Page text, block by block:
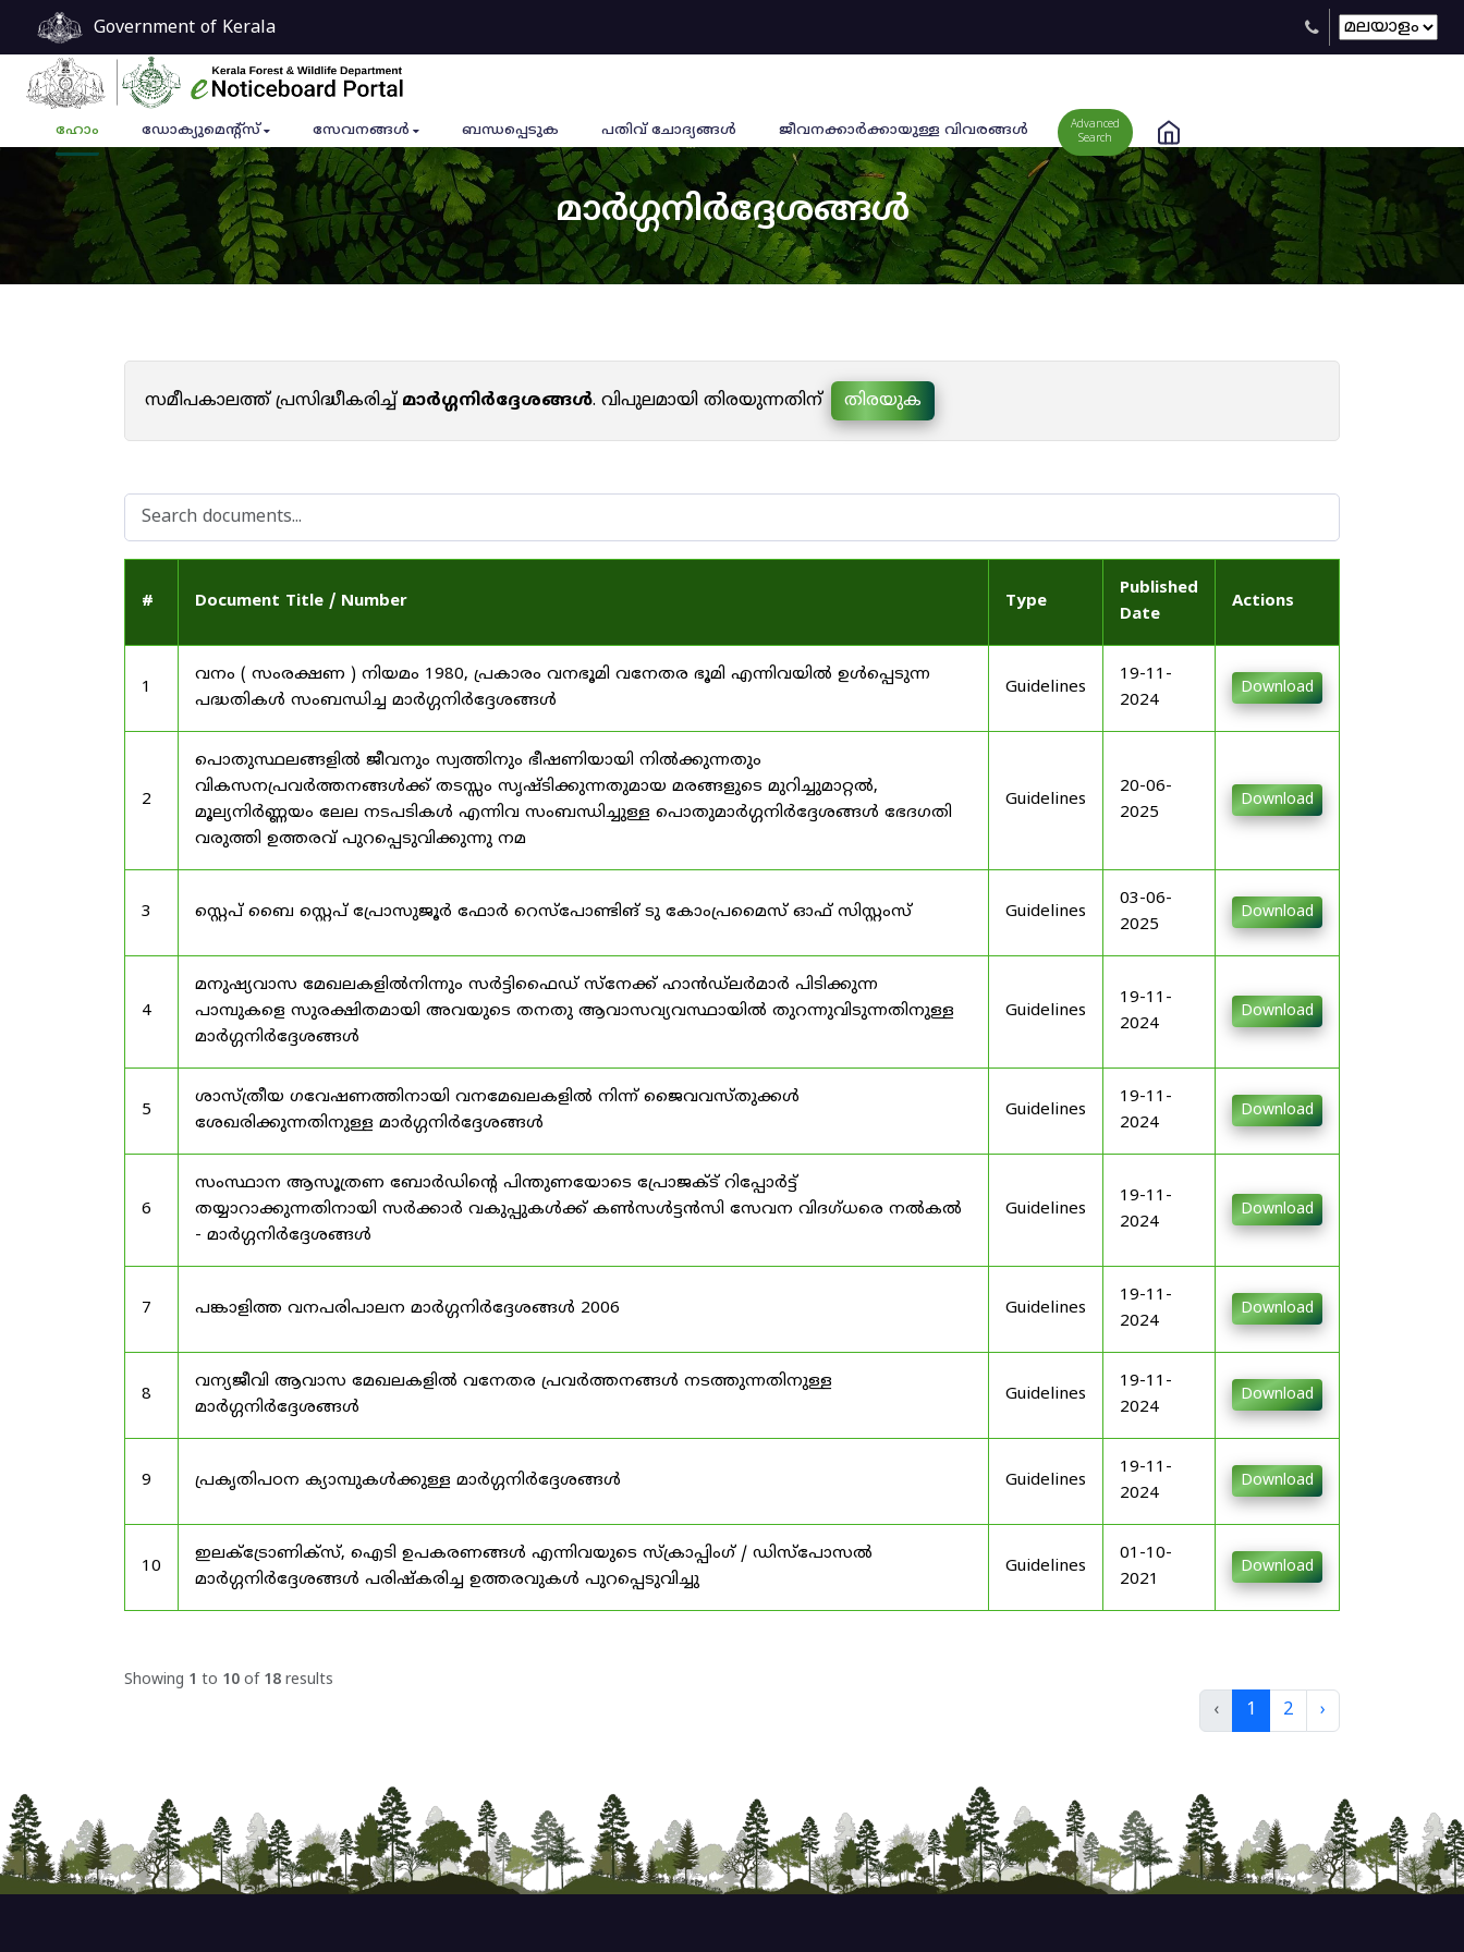
Government of Kerala
ഹോം ഡോക്യുമെൻ്റ്സ് സേവനങ്ങൾ ബന്ധപ്പെടുക പതിവ് ചോദ്യങ്ങൾ ജീവനക്കാര്‍ക്കായുള്ള വിവരങ്ങള്‍
Advanced
Search
മാർഗ്ഗനിർദ്ദേശങ്ങൾ
സമീപകാലത്ത് പ്രസിദ്ധീകരിച്ച്മാർഗ്ഗനിർദ്ദേശങ്ങൾ. വിപുലമായി തിരയുന്നതിന് തിരയുക
# Document Title / Number Type
Published
Date
Actions
1
വനം ( സംരക്ഷണ ) നിയമം 1980, പ്രകാരം വനഭൂമി വനേതര ഭൂമി എന്നിവയിൽ ഉൾപ്പെടുന്ന
പദ്ധതികൾ സംബന്ധിച്ച മാർഗ്ഗനിർദ്ദേശങ്ങൾ
Guidelines
19-11-
2024
Download
2
പൊതുസ്ഥലങ്ങളിൽ ജീവനും സ്വത്തിനും ഭീഷണിയായി നിൽക്കുന്നതും
വികസനപ്രവർത്തനങ്ങൾക്ക് തടസ്സം സൃഷ്ടിക്കുന്നതുമായ മരങ്ങളുടെ മുറിച്ചുമാറ്റൽ,
മൂല്യനിർണ്ണയം ലേല നടപടികൾ എന്നിവ സംബന്ധിച്ചുള്ള പൊതുമാർഗ്ഗനിർദ്ദേശങ്ങൾ ഭേദഗതി
വരുത്തി ഉത്തരവ് പുറപ്പെടുവിക്കുന്നു നമ
Guidelines
20-06-
2025
Download
3 സ്റ്റെപ് ബൈ സ്റ്റെപ് പ്രോസുജൂർ ഫോർ റെസ്‌പോണ്ടിങ് ടു കോംപ്രമൈസ് ഓഫ് സിസ്റ്റംസ് Guidelines
03-06-
2025
Download
4
മനുഷ്യവാസ മേഖലകളിൽനിന്നും സർട്ടിഫൈഡ് സ്നേക്ക് ഹാൻഡ്‌ലർമാർ പിടിക്കുന്ന
പാമ്പുകളെ സുരക്ഷിതമായി അവയുടെ തനതു ആവാസവ്യവസ്ഥായിൽ തുറന്നുവിടുന്നതിനുള്ള
മാർഗ്ഗനിർദ്ദേശങ്ങൾ
Guidelines
19-11-
2024
Download
5
ശാസ്ത്രീയ ഗവേഷണത്തിനായി വനമേഖലകളിൽ നിന്ന് ജൈവവസ്തുക്കൾ
ശേഖരിക്കുന്നതിനുള്ള മാർഗ്ഗനിർദ്ദേശങ്ങൾ
Guidelines
19-11-
2024
Download
6
സംസ്ഥാന ആസൂത്രണ ബോർഡിൻ്റെ പിന്തുണയോടെ പ്രോജക്ട് റിപ്പോർട്ട്
തയ്യാറാക്കുന്നതിനായി സർക്കാർ വകുപ്പുകൾക്ക് കൺസൾട്ടൻസി സേവന വിദഗ്ധരെ നൽകൽ
- മാർഗ്ഗനിർദ്ദേശങ്ങൾ
Guidelines
19-11-
2024
Download
7 പങ്കാളിത്ത വനപരിപാലന മാർഗ്ഗനിർദ്ദേശങ്ങൾ 2006 Guidelines
19-11-
2024
Download
8
വന്യജീവി ആവാസ മേഖലകളിൽ വനേതര പ്രവർത്തനങ്ങൾ നടത്തുന്നതിനുള്ള
മാർഗ്ഗനിർദ്ദേശങ്ങൾ
Guidelines
19-11-
2024
Download
9 പ്രകൃതിപഠന ക്യാമ്പുകൾക്കുള്ള മാർഗ്ഗനിർദ്ദേശങ്ങൾ Guidelines
19-11-
2024
Download
10
ഇലക്‌ട്രോണിക്‌സ്, ഐടി ഉപകരണങ്ങൾ എന്നിവയുടെ സ്‌ക്രാപ്പിംഗ് / ഡിസ്‌പോസൽ
മാർഗ്ഗനിർദ്ദേശങ്ങൾ പരിഷ്‌കരിച്ച ഉത്തരവുകൾ പുറപ്പെടുവിച്ചു
Guidelines
01-10-
2021
Download
Showing 1 to 10 of 18 results
‹ 1 2 ›